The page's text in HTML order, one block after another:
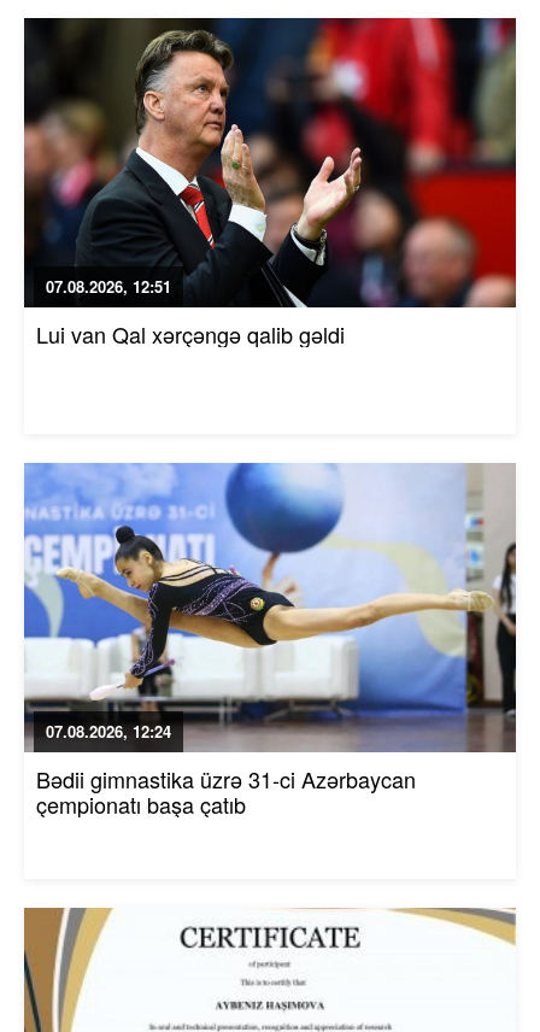
07.08.2026, 12:51
Lui van Qal xərçəngə qalib gəldi
07.08.2026, 12:24
Bədii gimnastika üzrə 31-ci Azərbaycan
çempionatı başa çatıb